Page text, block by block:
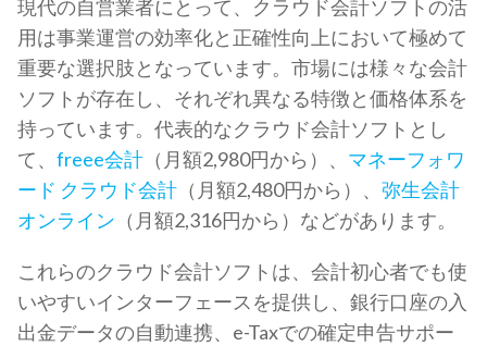
現代の自営業者にとって、クラウド会計ソフトの活
用は事業運営の効率化と正確性向上において極めて
重要な選択肢となっています。市場には様々な会計
ソフトが存在し、それぞれ異なる特徴と価格体系を
持っています。代表的なクラウド会計ソフトとし
て、 freee会計 （月額2,980円から）、 マネーフォワ
ード クラウド会計 （月額2,480円から）、 弥生会計
オンライン （月額2,316円から）などがあります。
これらのクラウド会計ソフトは、会計初心者でも使
いやすいインターフェースを提供し、銀行口座の入
出金データの自動連携、e-Taxでの確定申告サポー